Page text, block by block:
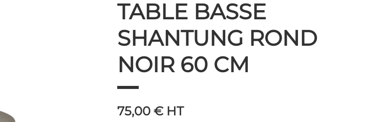
TABLE BASSE
SHANTUNG ROND
NOIR 60 CM
75,00 € HT